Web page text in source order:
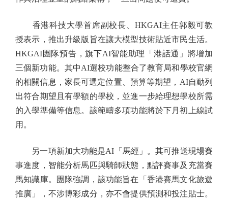
香港科技大學首席副校長、HKGAI主任郭毅可教
授表示，推出升級版旨在讓大模型技術貼近市民生活。
HKGAI團隊預告，旗下AI智能助理「港話通」將增加
三個新功能。其中AI選校功能整合了教育局和學校官網
的相關信息，家長可選定位置、預算等期望，AI自動列
出符合期望且有學額的學校，並進一步給理想學校所需
的入學準備等信息。該範疇多項功能將於下月初上線試
用。
另一項新加大功能是AI「馬經」。其可推送現場賽
事進度，智能分析馬匹與騎師狀態，點評賽事及充當賽
馬知識庫。團隊強調，該功能旨在「香港賽馬文化旅遊
推廣」，不涉博彩成分，亦不會提供預測和投注貼士。